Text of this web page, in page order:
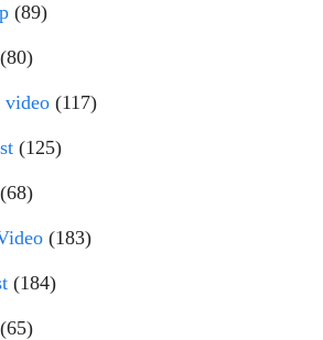
(89)
(80)
video (117)
(125)
(68)
(183)
(184)
(65)